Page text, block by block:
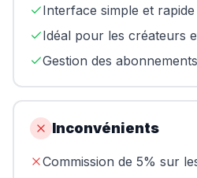
Interface simple et
Idéal pour les créateurs
Gestion des
Inconvénients
Commission de 5% sur